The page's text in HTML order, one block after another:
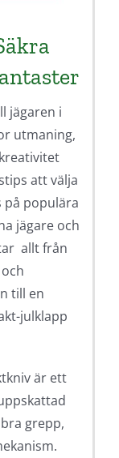
jägaren i
utmaning,
att välja
på populära
jägare och
allt från
till en
julklapp
är ett
grepp,